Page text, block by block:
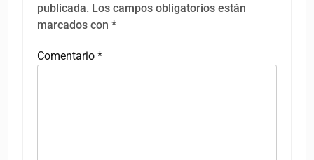
publicada. Los campos obligatorios están
marcados con *
Comentario *